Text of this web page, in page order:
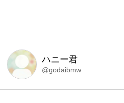
ハニー君
@godaibmw